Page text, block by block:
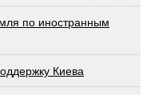
по иностранным
Киева